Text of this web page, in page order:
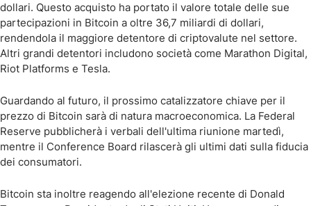
dollari. Questo acquisto ha portato il valore totale delle sue
partecipazioni in Bitcoin a oltre 36,7 miliardi di dollari,
rendendola il maggiore detentore di criptovalute nel settore.
Altri grandi detentori includono società come Marathon Digital,
Riot Platforms e Tesla.
Guardando al futuro, il prossimo catalizzatore chiave per il
prezzo di Bitcoin sarà di natura macroeconomica. La Federal
Reserve pubblicherà i verbali dell'ultima riunione martedì,
mentre il Conference Board rilascerà gli ultimi dati sulla fiducia
dei consumatori.
Bitcoin sta inoltre reagendo all'elezione recente di Donald